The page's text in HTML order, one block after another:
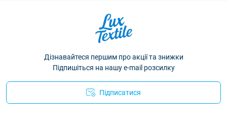
Дізнавайтеся першим про акції та знижки
Підпишіться на нашу e-mail розсилку
Підписатися